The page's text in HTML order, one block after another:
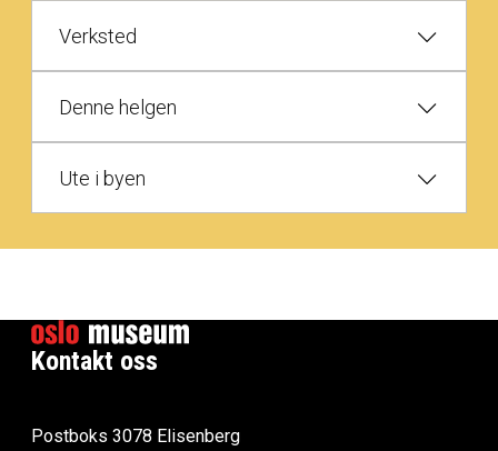
Verksted
Denne helgen
Ute i byen
Kontakt oss
Postboks 3078 Elisenberg